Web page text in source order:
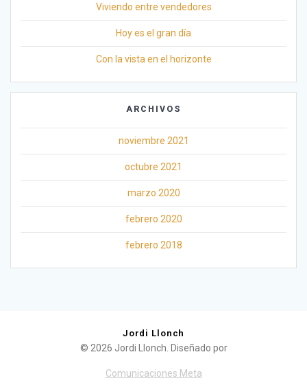
Viviendo entre vendedores
Hoy es el gran día
Con la vista en el horizonte
ARCHIVOS
noviembre 2021
octubre 2021
marzo 2020
febrero 2020
febrero 2018
Jordi Llonch
© 2026 Jordi Llonch. Diseñado por
Comunicaciones Meta